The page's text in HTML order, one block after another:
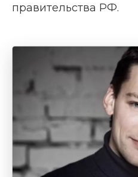
правительства РФ.